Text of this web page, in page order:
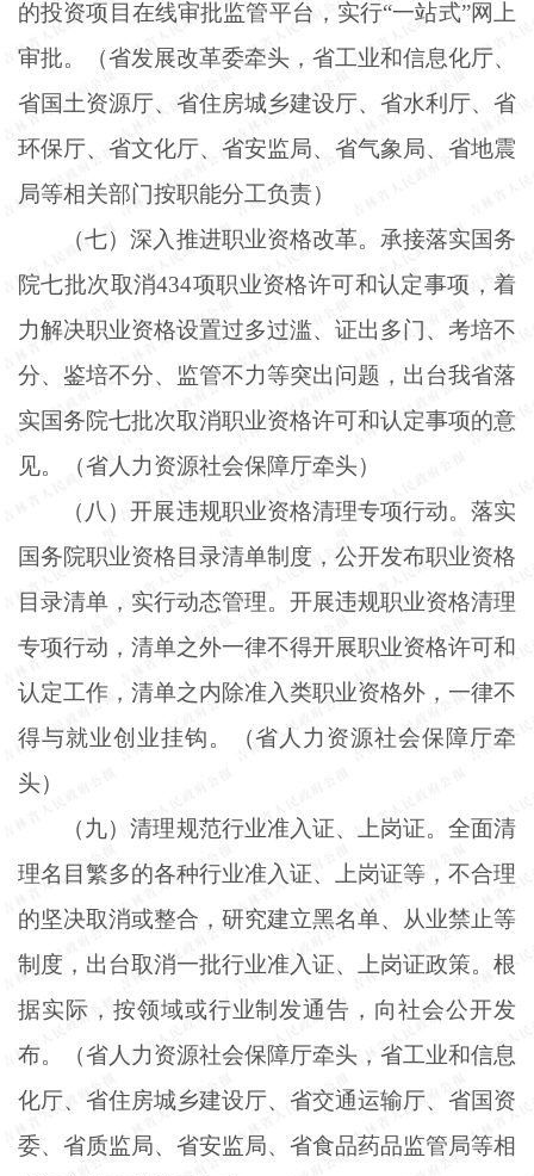
的投资项目在线审批监管平台，实行“一站式”网上
审批。（省发展改革委牵头，省工业和信息化厅、
省国土资源厅、省住房城乡建设厅、省水利厅、省
环保厅、省文化厅、省安监局、省气象局、省地震
局等相关部门按职能分工负责）
（七）深入推进职业资格改革。承接落实国务
院七批次取消434项职业资格许可和认定事项，着
力解决职业资格设置过多过滥、证出多门、考培不
分、鉴培不分、监管不力等突出问题，出台我省落
实国务院七批次取消职业资格许可和认定事项的意
见。（省人力资源社会保障厅牵头）
（八）开展违规职业资格清理专项行动。落实
国务院职业资格目录清单制度，公开发布职业资格
目录清单，实行动态管理。开展违规职业资格清理
专项行动，清单之外一律不得开展职业资格许可和
认定工作，清单之内除准入类职业资格外，一律不
得与就业创业挂钩。（省人力资源社会保障厅牵
头）
（九）清理规范行业准入证、上岗证。全面清
理名目繁多的各种行业准入证、上岗证等，不合理
的坚决取消或整合，研究建立黑名单、从业禁止等
制度，出台取消一批行业准入证、上岗证政策。根
据实际，按领域或行业制发通告，向社会公开发
布。（省人力资源社会保障厅牵头，省工业和信息
化厅、省住房城乡建设厅、省交通运输厅、省国资
委、省质监局、省安监局、省食品药品监管局等相